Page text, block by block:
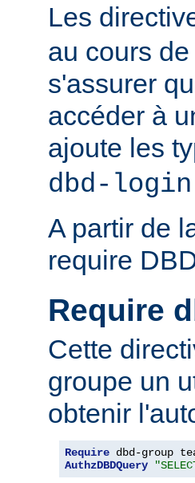
Les
au cours
s'assurer
accéder à
ajoute les
dbd-login
A partir de
require
Require
Cette
groupe un
obtenir
Require
AuthzDBDQuery